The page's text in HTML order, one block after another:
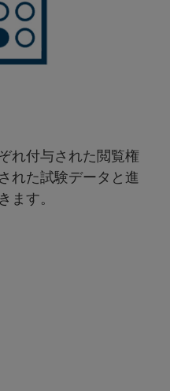
れ付与された閲覧権
れた試験データと進
ます。